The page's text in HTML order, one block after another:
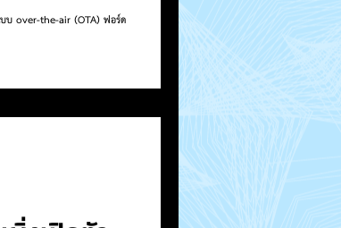
บ over-the-air (OTA) ฟอร์ด